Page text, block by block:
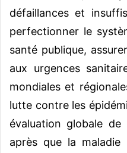
défaillances et
perfectionner le
santé publique,
aux urgences
mondiales et
lutte contre les
évaluation globale
après que la